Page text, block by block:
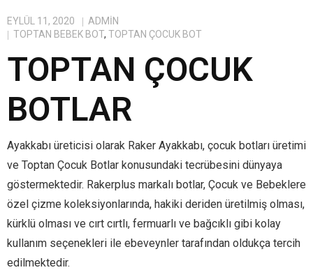
EYLÜL 11, 2020
ADMIN
TOPTAN BEBEK BOT, TOPTAN ÇOCUK BOT
TOPTAN ÇOCUK
BOTLAR
Ayakkabı üreticisi olarak Raker Ayakkabı, çocuk botları üretimi
ve Toptan Çocuk Botlar konusundaki tecrübesini dünyaya
göstermektedir. Rakerplus markalı botlar, Çocuk ve Bebeklere
özel çizme koleksiyonlarında, hakiki deriden üretilmiş olması,
kürklü olması ve cırt cırtlı, fermuarlı ve bağcıklı gibi kolay
kullanım seçenekleri ile ebeveynler tarafından oldukça tercih
edilmektedir.